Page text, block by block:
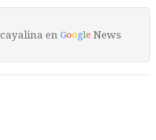
en Google News